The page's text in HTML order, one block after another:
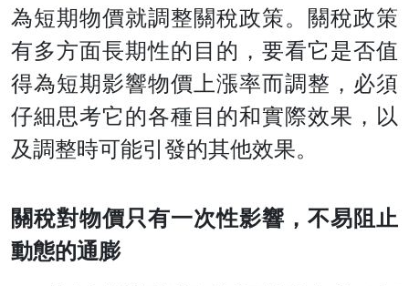
為短期物價就調整關稅政策。關稅政策
有多方面長期性的目的，要看它是否值
得為短期影響物價上漲率而調整，必須
仔細思考它的各種目的和實際效果，以
及調整時可能引發的其他效果。
關稅對物價只有一次性影響，不易阻止
動態的通膨